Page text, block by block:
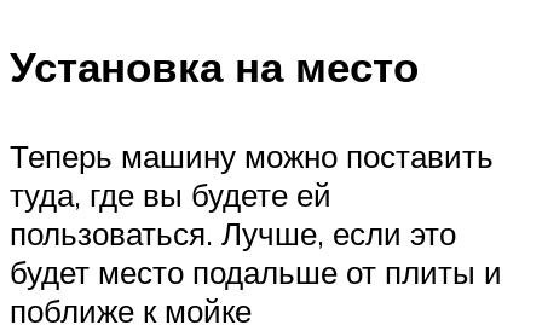
Установка на место
Теперь машину можно поставить
туда, где вы будете ей
пользоваться. Лучше, если это
будет место подальше от плиты и
поближе к мойке